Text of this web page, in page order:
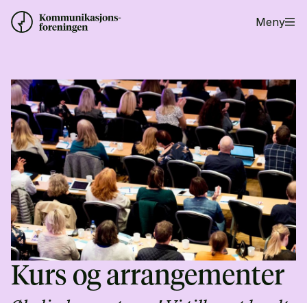
Meny
Kurs og arrangementer